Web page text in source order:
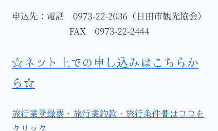
申込先：電話 0973-22-2036（日田市観光協会）
FAX 0973-22-2444
☆ネット上での申し込みはこちらか
ら☆
旅行業登録票・旅行業約款・旅行条件書はココを
クリック